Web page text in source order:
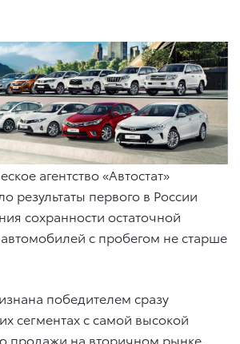
агентство «Автостат»
результаты первого в России
сохранности остаточной
с пробегом не старше
победителем сразу
сегментах с самой высокой
продажи на вторичном рынке,